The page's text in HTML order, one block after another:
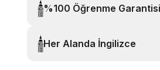
%100 Öğrenme Garantisi
Her Alanda İngilizce